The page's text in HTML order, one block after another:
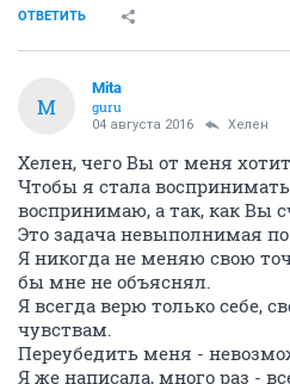
ОТВЕТИТЬ
M
Mita
guru
04 августа 2016 Хелен
Хелен, чего Вы от меня
Чтобы я стала
воспринимаю, а так, как Вы
Это задача невыполнимая
Я никогда не меняю свою
бы мне не объяснял.
Я всегда верю только себе,
чувствам.
Переубедить меня -
Я же написала, много раз -